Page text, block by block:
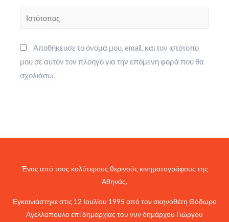
Ιστότοπος
Αποθήκευσε το όνομά μου, email, και τον ιστότοπο
μου σε αυτόν τον πλοηγό για την επόμενη φορά που θα
σχολιάσω.
Ένας από τους καλύτερους θερινούς κινηματογράφους της
Αθηνάς.
Εγκαινιάστηκε στις 12 Ιουλίου 1995 από τον σκηνοθέτη Θόδωρο
Αγελλοπουλο επί δημαρχίας του νυν δημάρχου Γιώργου